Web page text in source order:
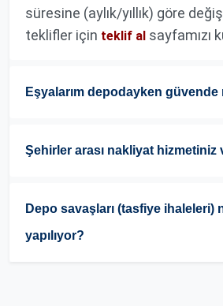
süresine (aylık/yıllık) göre
teklifler için teklif al sayfamızı
Eşyalarım depodayken güvende
Şehirler arası nakliyat hizmetiniz
Depo savaşları (tasfiye ihaleleri)
yapılıyor?